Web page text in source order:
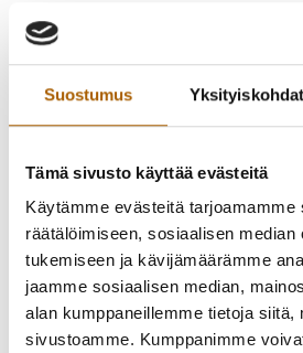
Suostumus Yksityiskohdat
Tämä sivusto käyttää evästeitä
Käytämme evästeitä tarjoamamme
räätälöimiseen, sosiaalisen median
tukemiseen ja kävijämäärämme
jaamme sosiaalisen median,
alan kumppaneillemme tietoja siitä,
sivustoamme. Kumppanimme
Tiedoksi myös, mikäli kuntalaiset
pihojaan/teitään, päällystystyöt
Industri Oy ja yhteyshenkilö Peabille
(040 709 6044).
häiriötä paikallisille asukkaille ja
Lisätietoja:
Juha Petäjäniemi
Yhdyskuntatekniikan päällikkö
+358 40 195 1963